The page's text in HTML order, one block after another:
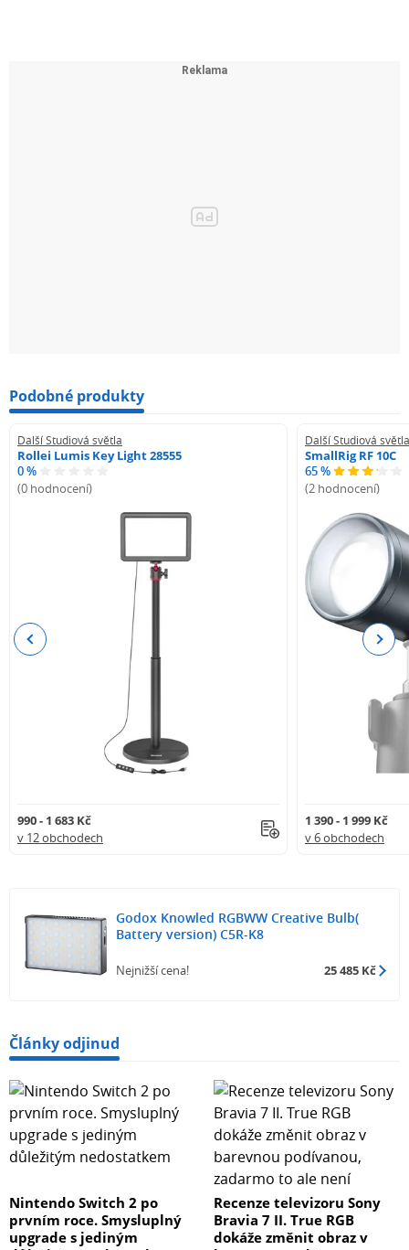
Podobné produkty
Další Studiová světla
Rollei Lumis Key Light 28555
0 %
(0 hodnocení)
990 - 1 683 Kč
v 12 obchodech
Další Studiová světla
SmallRig RF 10C
65 %
(2 hodnocení)
1 390 - 1 999 Kč
v 6 obchodech
Previous Next
Godox Knowled RGBWW Creative Bulb(
Battery version) C5R-K8
Nejnižší cena! 25 485 Kč
Články odjinud
Nintendo Switch 2 po
prvním roce. Smysluplný
upgrade s jediným
Recenze televizoru Sony
Bravia 7 II. True RGB
dokáže změnit obraz v